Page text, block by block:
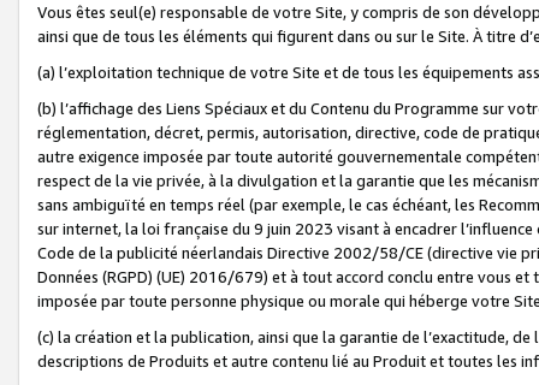
Vous êtes seul(e) responsable de votre Site, y compris de son
ainsi que de tous les éléments qui figurent dans ou sur le Site. À titre
(a) l’exploitation technique de votre Site et de tous les équipements
(b) l’affichage des Liens Spéciaux et du Contenu du Programme sur
réglementation, décret, permis, autorisation, directive, code de
autre exigence imposée par toute autorité gouvernementale
respect de la vie privée, à la divulgation et la garantie que les
sans ambiguïté en temps réel (par exemple, le cas échéant, les
sur internet, la loi française du 9 juin 2023 visant à encadrer
Code de la publicité néerlandais Directive 2002/58/CE (directive vie
Données (RGPD) (UE) 2016/679) et à tout accord conclu entre vous
imposée par toute personne physique ou morale qui héberge votre
(c) la création et la publication, ainsi que la garantie de l’exactitude,
descriptions de Produits et autre contenu lié au Produit et toutes les